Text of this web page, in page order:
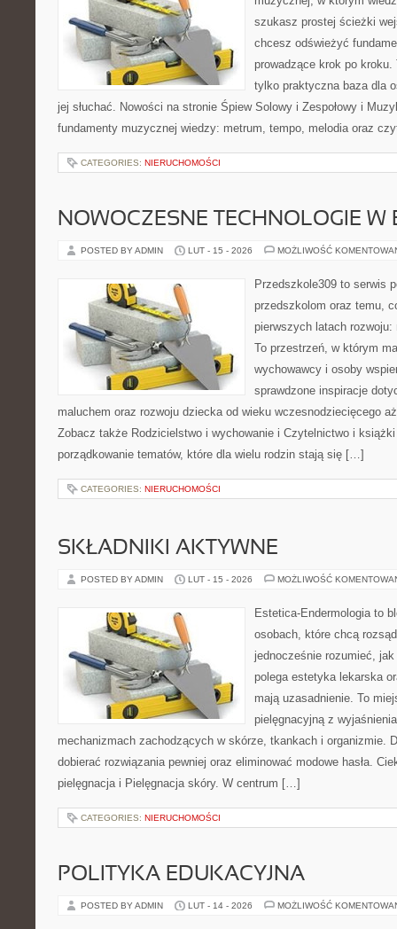
szukasz prostej ścieżki
chcesz odświeżyć
prowadzące krok po
tylko praktyczna baza dla
jej słuchać. Nowości na stronie Śpiew Solowy i Zespołowy i
fundamenty muzycznej wiedzy: metrum, tempo, melodia oraz
CATEGORIES: NIERUCHOMOŚCI
NOWOCZESNE TECHNOLOGIE W
POSTED BY ADMIN LUT - 15 - 2026 MOŻLIWOŚĆ
Przedszkole309 to serwis
przedszkolom oraz temu,
pierwszych latach
To przestrzeń, w którym
wychowawcy i osoby
sprawdzone inspiracje
maluchem oraz rozwoju dziecka od wieku wczesnodziecięcego
Zobacz także Rodzicielstwo i wychowanie i Czytelnictwo i
porządkowanie tematów, które dla wielu rodzin stają się […]
CATEGORIES: NIERUCHOMOŚCI
SKŁADNIKI AKTYWNE
POSTED BY ADMIN LUT - 15 - 2026 MOŻLIWOŚĆ
Estetica-Endermologia to
osobach, które chcą
jednocześnie rozumieć,
polega estetyka lekarska
mają uzasadnienie. To
pielęgnacyjną z
mechanizmach zachodzących w skórze, tkankach i organizmie.
dobierać rozwiązania pewniej oraz eliminować modowe hasła.
pielęgnacja i Pielęgnacja skóry. W centrum […]
CATEGORIES: NIERUCHOMOŚCI
POLITYKA EDUKACYJNA
POSTED BY ADMIN LUT - 14 - 2026 MOŻLIWOŚĆ